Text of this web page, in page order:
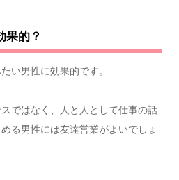
果的？
い男性に効果的です。
ではなく、人と人として仕事の話
る男性には友達営業がよいでしょ